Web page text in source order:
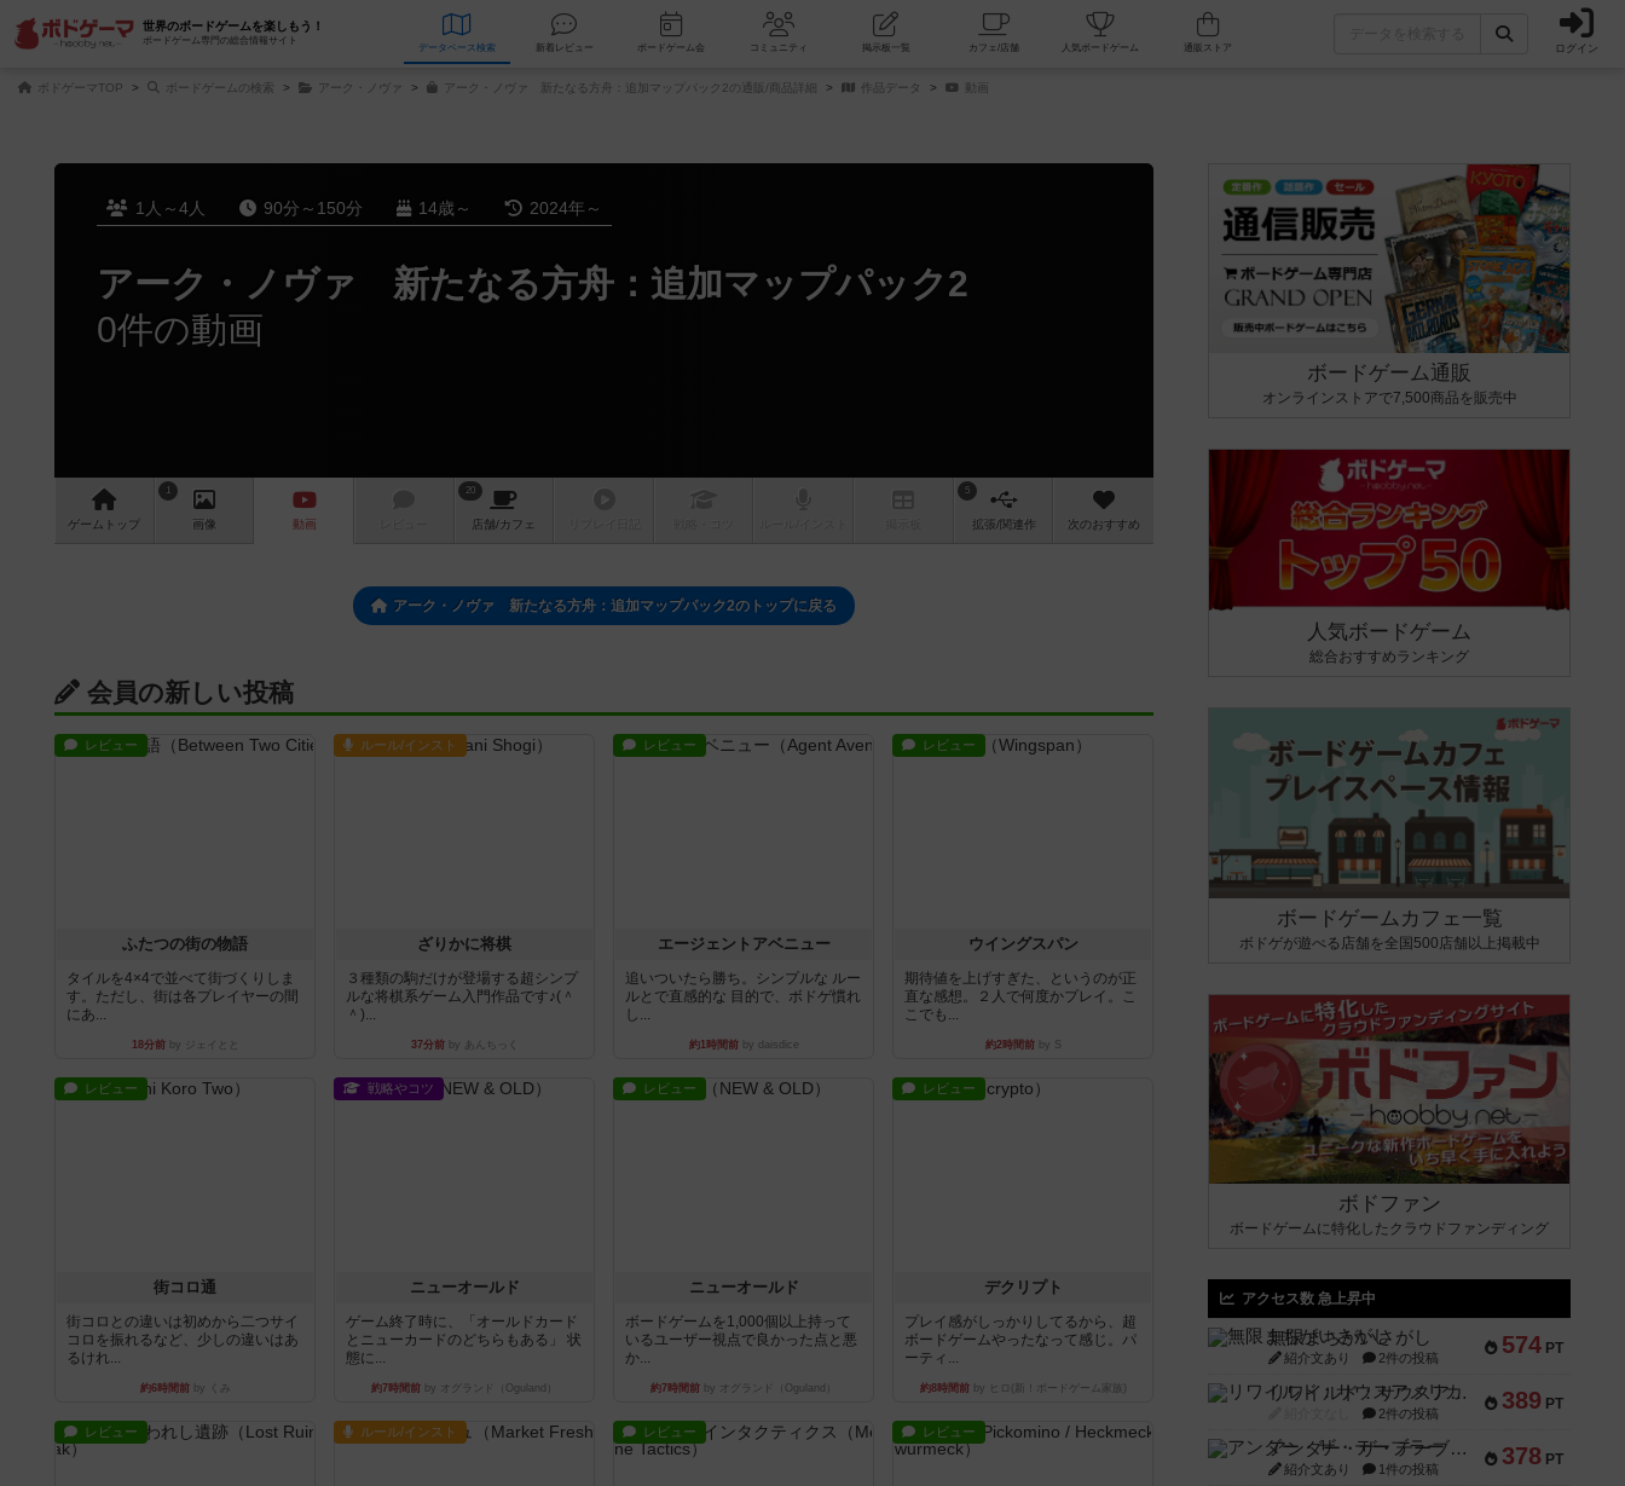
世界のボードゲームを楽しもう！
ボードゲーム専門の総合情報サイト
データベース 検索 新着レビュー ボードゲーム会 コミュニティ 掲示板一覧 カフェ/店舗 人気ボードゲーム ログイン
ボドゲーマTOP ボードゲームの検索 アーク・ノヴァ アーク・ノヴァ 新たなる方舟：追加マップパック2の通販/商品詳細 作品データ 動画
1人～4人 90分～150分 14歳～ 2024年～
アーク・ノヴァ 新たなる方舟：追加マップパック2
0件の動画
ゲーム トップ
1
画像 動画
20
店舗/カフェ
5
拡張/関連作 次のおすすめ
アーク・ノヴァ 新たなる方舟：追加マップパック2のトップに戻る
会員の新しい投稿
レビュー
ふたつの街の物語
タイルを4×4で並べて街づくりしま
す。ただし、街は各プレイヤーの間
にあ...
18分前by ジェイとと
ルール/インスト
ざりかに将棋
３種類の駒だけが登場する超シンプ
ルな将棋系ゲーム入門作品です♪(＾
＾)...
37分前by あんちっく
レビュー
エージェントアベニュー
追いついたら勝ち。シンプルな ルー
ルとで直感的な 目的で、ボドゲ慣れ
し...
約1時間前by daisdice
レビュー
ウイングスパン
期待値を上げすぎた、というのが正
直な感想。２人で何度かプレイ。こ
こでも...
約2時間前by S
レビュー
街コロ通
街コロとの違いは初めから二つサイ
コロを振れるなど、少しの違いはあ
るけれ...
約6時間前by くみ
戦略やコツ
ニューオールド
ゲーム終了時に、「オールドカード
とニューカードのどちらもある」 状
態に...
約7時間前 by オグランド（Oguland）
レビュー
ニューオールド
ボードゲームを1,000個以上持って
いるユーザー視点で良かった点と悪
か...
約7時間前 by オグランド（Oguland）
レビュー
デクリプト
プレイ感がしっかりしてるから、超
ボードゲームやったなって感じ。パ
ーティ...
約8時間前by ヒロ(新！ボードゲーム家族)
レビュー ルール/インスト レビュー レビュー
ボードゲーム通販
オンラインストアで7,500商品を販売中
人気ボードゲーム
総合おすすめランキング
ボードゲームカフェ一覧
ボドゲが遊べる店舗を全国500店舗以上掲載中
ボドファン
ボードゲームに特化したクラウドファンディング
アクセス数 急上昇中
574 PT
無限まちがいさがし
紹介文あり 2件の投稿
389 PT
リワイルド：サウスアメリカ
2件の投稿
378 PT
アンダー・ザ・テーブラー
紹介文あり 1件の投稿